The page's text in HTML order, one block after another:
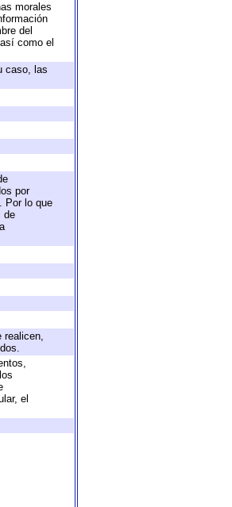
morales
del
como el
caso, las
por
Por lo que
de
realicen,
el